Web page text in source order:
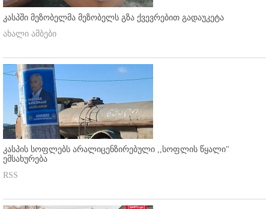
კასპში მეზობელმა მეზობელს გზა ქვევრებით გადაუკეტა
ახალი ამბები
კასპის სოფლებს არალიცენზირებული ,,სოფლის წყალი"
ემსახურება
RSS